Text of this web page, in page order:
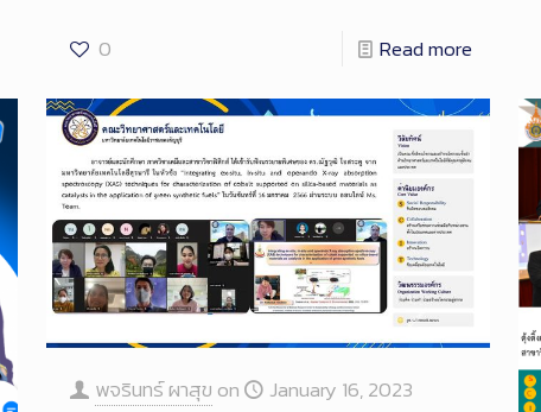
0 Read more
พจรินทร์ ผาสุข on January 16, 2023